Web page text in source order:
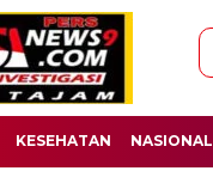
KESEHATAN NASIONAL